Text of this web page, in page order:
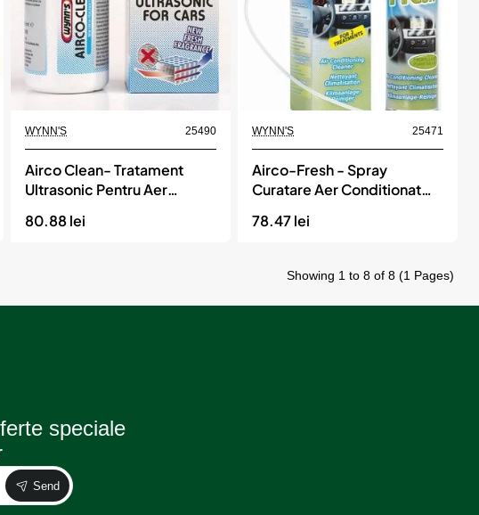
Sonax
Momentan indisponibil
WYNN'S 25490
Airco Clean- Tratament
Ultrasonic Pentru Aer
80.88 lei
Momentan indisponibil
WYNN'S 25471
Airco-Fresh - Spray
Curatare Aer Conditionat
78.47 lei
Showing 1 to 8 of 8 (1 Pages)
speciale
Send